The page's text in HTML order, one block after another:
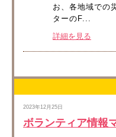
お、各地域での
ターのF...
詳細を見る
2023年12月25日
ボランティア情報